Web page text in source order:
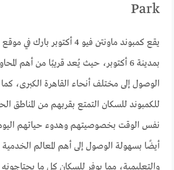
Park
يقع كمبوند ماونتن فيو 4 أكتوبر
بمدينة 6 أكتوبر، حيث يُعد قريبًا من أهم
الوصول إلى مختلف أنحاء القاهرة الكبرى، كما
للكمبوند للسكان التمتع بقربهم من المناطق
نفس الوقت بخصوصيتهم وهدوء حياتهم
أيضًا بسهولة الوصول إلى أهم المعالم الخدمية
والتعليمية، مما يوفر للسكان كل ما